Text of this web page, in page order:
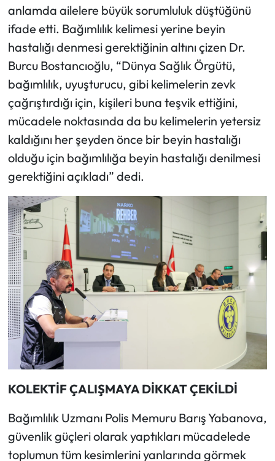
anlamda ailelere büyük sorumluluk düştüğünü
ifade etti. Bağımlılık kelimesi yerine beyin
hastalığı denmesi gerektiğinin altını çizen Dr.
Burcu Bostancıoğlu, “Dünya Sağlık Örgütü,
bağımlılık, uyuşturucu, gibi kelimelerin zevk
çağrıştırdığı için, kişileri buna teşvik ettiğini,
mücadele noktasında da bu kelimelerin yetersiz
kaldığını her şeyden önce bir beyin hastalığı
olduğu için bağımlılığa beyin hastalığı denilmesi
gerektiğini açıkladı” dedi.
KOLEKTİF ÇALIŞMAYA DİKKAT ÇEKİLDİ
Bağımlılık Uzmanı Polis Memuru Barış Yabanova,
güvenlik güçleri olarak yaptıkları mücadelede
toplumun tüm kesimlerini yanlarında görmek